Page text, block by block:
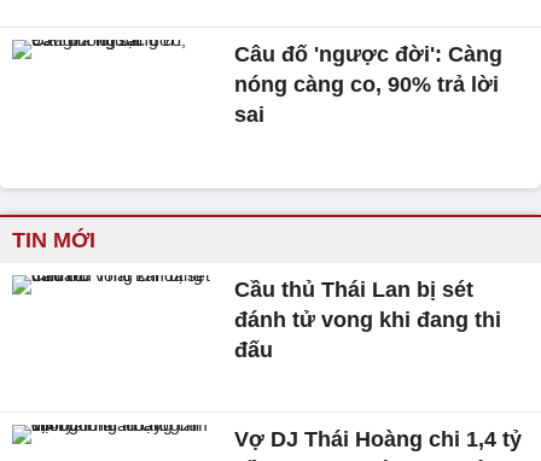
Câu đố 'ngược đời': Càng
nóng càng co, 90% trả lời
sai
TIN MỚI
Cầu thủ Thái Lan bị sét
đánh tử vong khi đang thi
đấu
Vợ DJ Thái Hoàng chi 1,4 tỷ